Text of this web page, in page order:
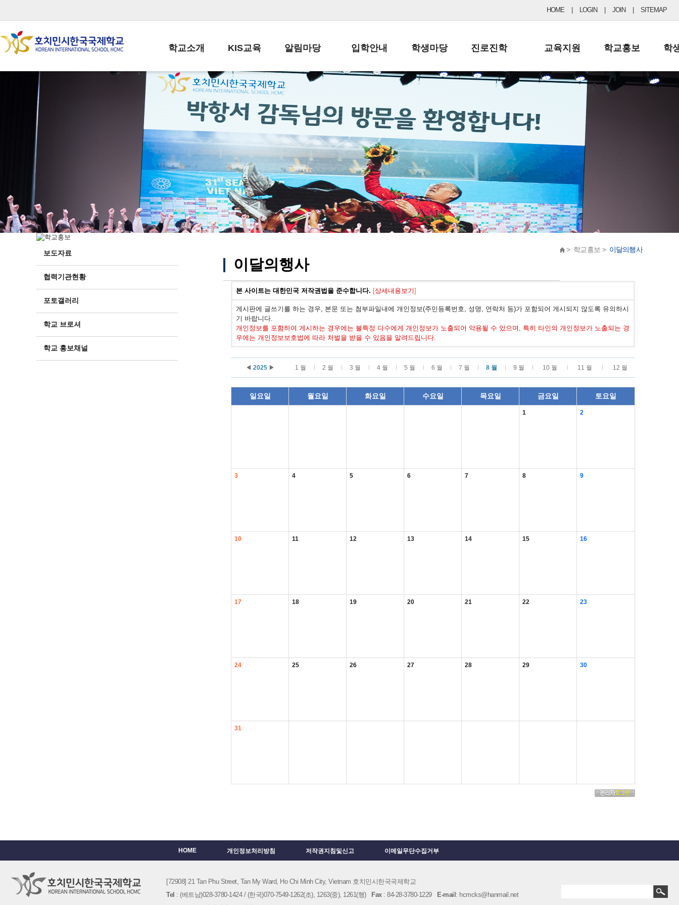
HOME LOGIN JOIN SITEMAP
학교소개
학교장인사말
학교상징
학교연혁
교직원현황
학생현황
위치/전화
전경사진
KIS교육
교육목표
학사일정
일과시간표
성과평가자료
알림마당
공지사항
납부금 안내
스쿨버스 운행 안내
급식안내
서식자료실
학부모방
정기고사 기출문제
입학안내
전-편입 서류양식
입학금/수업료
교복구입안내
학생마당
학생생활규정
학교신문
자율진로동아리
유초등 소식지
진로진학
공지사항 및 입시자료
드림레터
교육지원
행정실
학교운영위원회
학교건축기금
학교홍보
보도자료
학
보도자료
협력기관현황
포토갤러리
학교 브로셔
학교 홍보채널
> 학교홍보 > 이달의행사
이달의행사
본 사이트는 대한민국 저작권법을 준수합니다. [상세내용보기]
게시판에 글쓰기를 하는 경우, 본문 또는 첨부파일내에 개인정보(주민등록번호, 성명, 연락처 등)가 포함되어 게시되지 않도록 유의하시
기 바랍니다.
개인정보를 포함하여 게시하는 경우에는 불특정 다수에게 개인정보가 노출되어 악용될 수 있으며, 특히 타인의 개인정보가 노출되는 경
우에는 개인정보보호법에 따라 처벌을 받을 수 있음을 알려드립니다.
◀ 2025 ▶ 1 월 2 월 3 월 4 월 5 월 6 월 7 월 8 월 9 월 10 월 11 월 12 월
일요일 월요일 화요일 수요일 목요일 금요일 토요일
1 2
3 4 5 6 7 8 9
10 11 12 13 14 15 16
17 18 19 20 21 22 23
24 25 26 27 28 29 30
31
HOME 개인정보처리방침 저작권지침및신고 이메일무단수집거부
[72908] 21 Tan Phu Street, Tan My Ward, Ho Chi Minh City, Vietnam 호치민시한국국제학교
Tel : (베트남)028-3780-1424 / (한국)070-7549-1262(초), 1263(중), 1261(행) Fax: 84-28-3780-1229 E-mail : hcmcks@hanmail.net